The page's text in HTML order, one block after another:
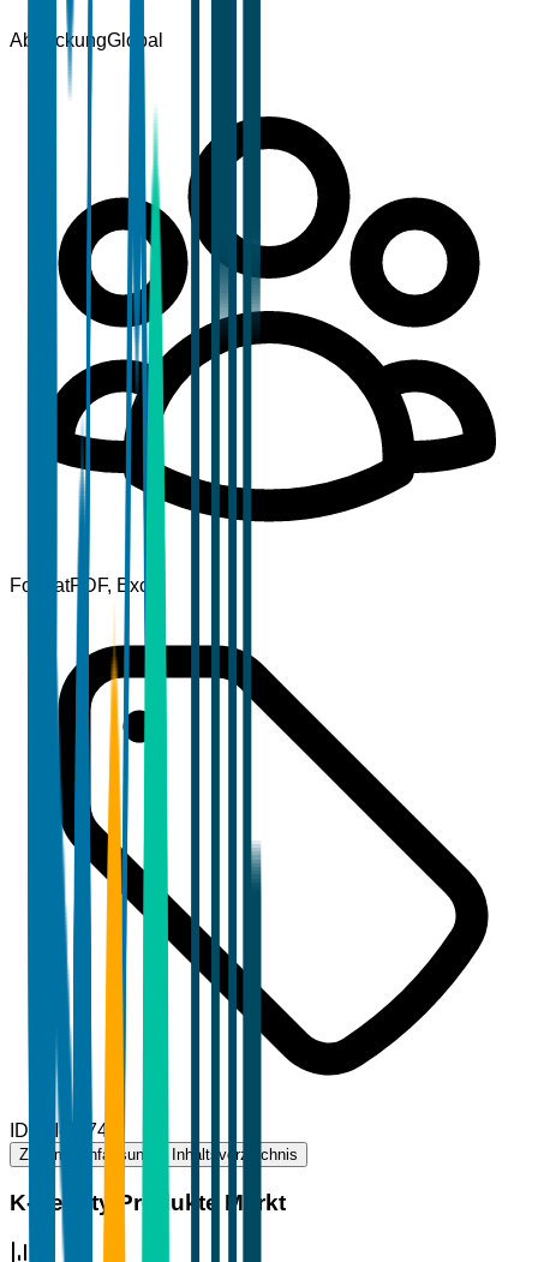
AbdeckungGlobal
FormatPDF, Excel
ID TBI-81747
Zusammenfassung Inhaltsverzeichnis
K-Beauty Produkte Markt